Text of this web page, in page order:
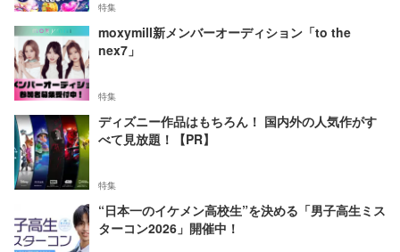
特集
moxymill新メンバーオーディション「to the
nex7」
特集
ディズニー作品はもちろん！ 国内外の人気作がす
べて見放題！【PR】
特集
“日本一のイケメン高校生”を決める「男子高生ミス
ターコン2026」開催中！